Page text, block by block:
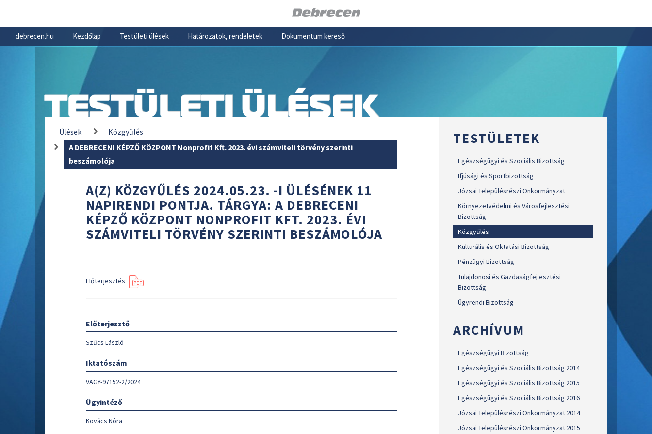
debrecen.hu Kezdőlap Testületi ülések Határozatok, rendeletek Dokumentum kereső
TESTÜLETI ÜLÉSEK
Ülések
Közgyűlés
A DEBRECENI KÉPZŐ KÖZPONT Nonprofit Kft. 2023. évi számviteli törvény szerinti
beszámolója
A(Z) KÖZGYŰLÉS 2024.05.23. -I ÜLÉSÉNEK 11
NAPIRENDI PONTJA. TÁRGYA: A DEBRECENI
KÉPZŐ KÖZPONT NONPROFIT KFT. 2023. ÉVI
SZÁMVITELI TÖRVÉNY SZERINTI BESZÁMOLÓJA
Előterjesztés
Előterjesztő
Szűcs László
Iktatószám
VAGY-97152-2/2024
Ügyintéző
Kovács Nóra
TESTÜLETEK
Egészségügyi és Szociális Bizottság
Ifjúsági és Sportbizottság
Józsai Településrészi Önkormányzat
Környezetvédelmi és Városfejlesztési
Bizottság
Közgyűlés
Kulturális és Oktatási Bizottság
Pénzügyi Bizottság
Tulajdonosi és Gazdaságfejlesztési
Bizottság
Ügyrendi Bizottság
ARCHÍVUM
Egészségügyi Bizottság
Egészségügyi és Szociális Bizottság 2014
Egészségügyi és Szociális Bizottság 2015
Egészségügyi és Szociális Bizottság 2016
Józsai Településrészi Önkormányzat 2014
Józsai Településrészi Önkormányzat 2015